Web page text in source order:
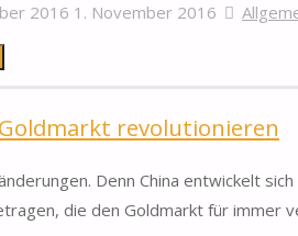
2016 1. November 2016
revolutionieren
Denn China entwickelt
die den Goldmarkt für immer